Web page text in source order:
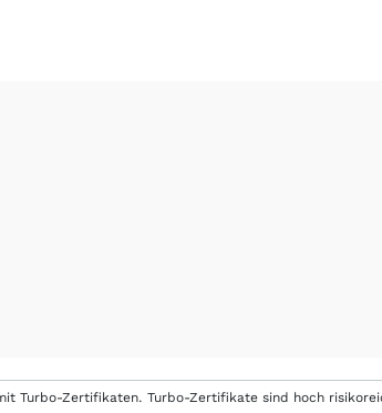
Turbo-Zertifikaten. Turbo-Zertifikate sind hoch